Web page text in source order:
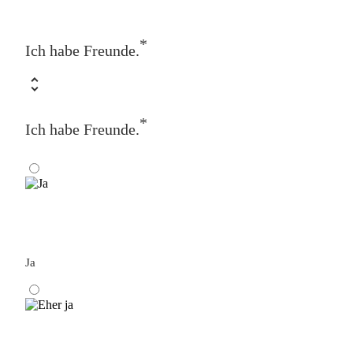
Ich habe Freunde.*
Ich habe Freunde.*
Ja